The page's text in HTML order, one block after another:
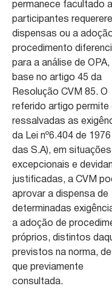
permanece facultado
participantes
dispensas ou a
procedimento
para a análise de
base no artigo 45 da
Resolução CVM 85. O
referido artigo permite
ressalvadas as
da Lei nº6.404 de 1976
das S.A), em situações
excepcionais e
justificadas, a CVM
aprovar a dispensa de
determinadas
a adoção de
próprios, distintos
previstos na norma,
que previamente
consultada.